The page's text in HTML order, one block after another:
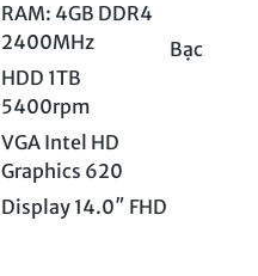
RAM: 4GB DDR4
2400MHz
HDD 1TB
5400rpm
VGA Intel HD
Graphics 620
Display 14.0″ FHD
Bạc